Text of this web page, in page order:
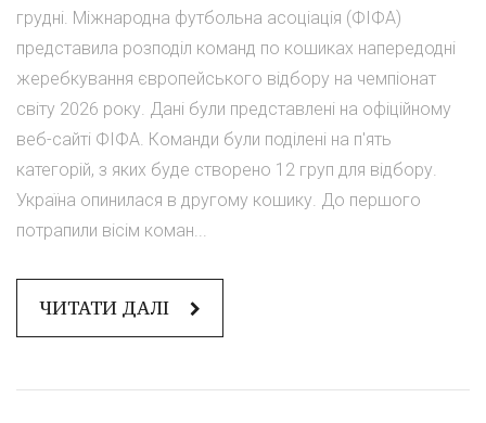
грудні. Міжнародна футбольна асоціація (ФІФА)
представила розподіл команд по кошиках напередодні
жеребкування європейського відбору на чемпіонат
світу 2026 року. Дані були представлені на офіційному
веб-сайті ФІФА. Команди були поділені на п'ять
категорій, з яких буде створено 12 груп для відбору.
Україна опинилася в другому кошику. До першого
потрапили вісім коман...
ЧИТАТИ ДАЛІ